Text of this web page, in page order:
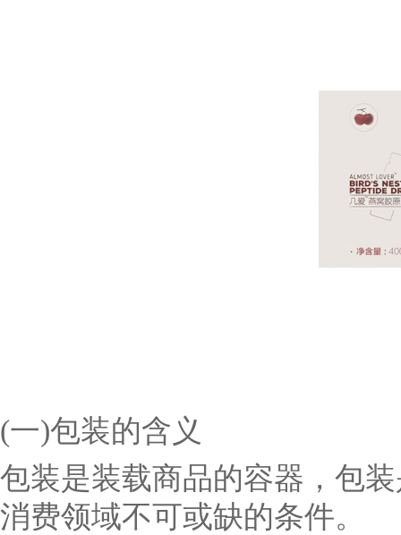
(一)包装的含义
包装是装载商品的容器，包
消费领域不可或缺的条件。